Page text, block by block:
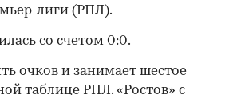
лиги (РПЛ).
со счетом 0:0.
очков и занимает шестое
таблице РПЛ. «Ростов» с